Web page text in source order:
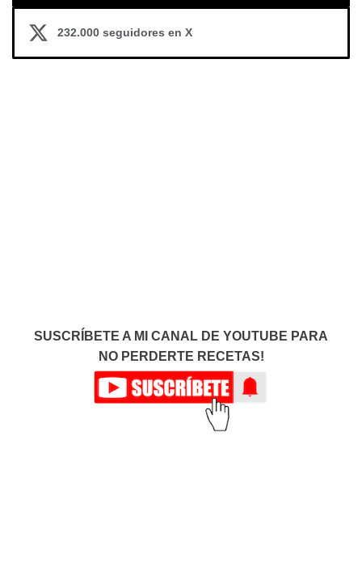
232.000 seguidores en X
SUSCRÍBETE A MI CANAL DE YOUTUBE PARA
NO PERDERTE RECETAS!